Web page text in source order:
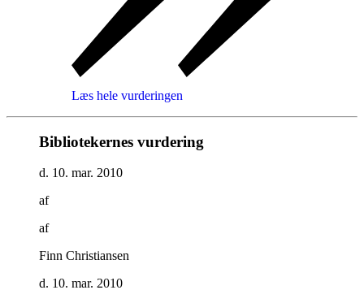
Læs hele vurderingen
Bibliotekernes vurdering
d. 10. mar. 2010
af
af
Finn Christiansen
d. 10. mar. 2010